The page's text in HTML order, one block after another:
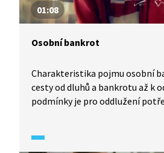
01:08
Osobní bankrot
Charakteristika pojmu osobní
cesty od dluhů a bankrotu až k
podmínky je pro oddlužení